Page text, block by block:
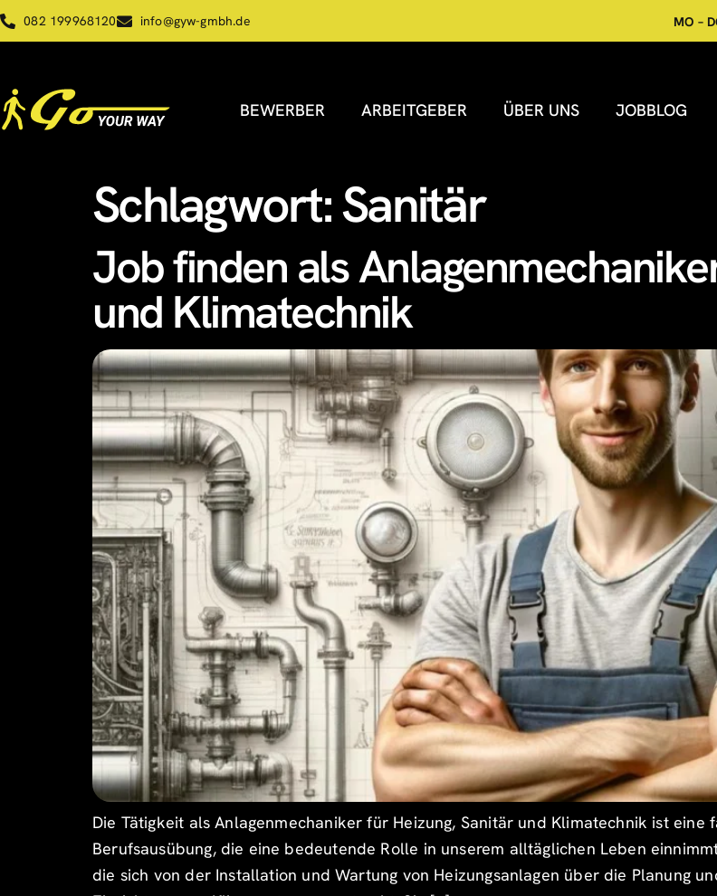
082 199968120 info@gyw-gmbh.de MO –
BEWERBER ARBEITGEBER ÜBER UNS JOBBLOG
Schlagwort:Sanitär
Job finden als
und Klimatechnik
Die Tätigkeit als Anlagenmechaniker für Heizung, Sanitär und Klimatechnik ist
Berufsausübung, die eine bedeutende Rolle in unserem alltäglichen Leben
die sich von der Installation und Wartung von Heizungsanlagen über die Planung